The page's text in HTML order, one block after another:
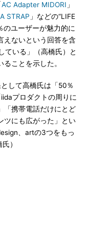
AC Adapter MIDORI 」
STRAP 」などの“LIFE
のユーザーが魅力的に
えないという回答を含
ている」（高橋氏）と
ことを示した。
して高橋氏は「50％
プロダクトの周りに
「携帯電話だけにとど
ツにも広がった」とい
、artの3つをもっ
）